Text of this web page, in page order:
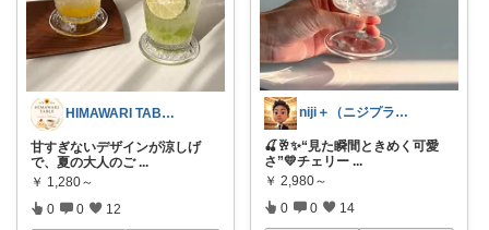
HIMAWARI TABLE🌼
甘すぎないデザインが涼しげ
で、夏の大人のご ...
￥ 1,280～
0 0 12
niji＋（ニジプラス）感謝しています
🍒🥂✨“見た瞬間ときめく可愛
さ”💛チェリー ...
￥ 2,980～
0 0 14